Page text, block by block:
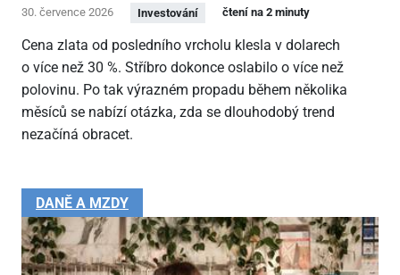
30. července 2026 Investování čtení na 2 minuty
Cena zlata od posledního vrcholu klesla v dolarech
o více než 30 %. Stříbro dokonce oslabilo o více než
polovinu. Po tak výrazném propadu během několika
měsíců se nabízí otázka, zda se dlouhodobý trend
nezačíná obracet.
DANĚ A MZDY